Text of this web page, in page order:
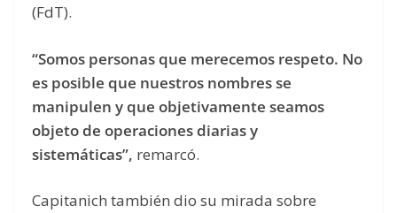
(FdT).
“Somos personas que merecemos respeto. No
es posible que nuestros nombres se
manipulen y que objetivamente seamos
objeto de operaciones diarias y
sistemáticas”, remarcó.
Capitanich también dio su mirada sobre